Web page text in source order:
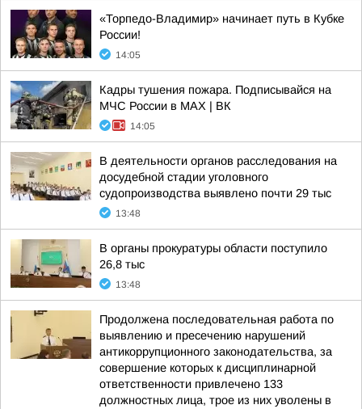
«Торпедо-Владимир» начинает путь в Кубке
России!
14:05
Кадры тушения пожара. Подписывайся на
МЧС России в MAX | ВК
14:05
В деятельности органов расследования на
досудебной стадии уголовного
судопроизводства выявлено почти 29 тыс
13:48
В органы прокуратуры области поступило
26,8 тыс
13:48
Продолжена последовательная работа по
выявлению и пресечению нарушений
антикоррупционного законодательства, за
совершение которых к дисциплинарной
ответственности привлечено 133
должностных лица, трое из них уволены в